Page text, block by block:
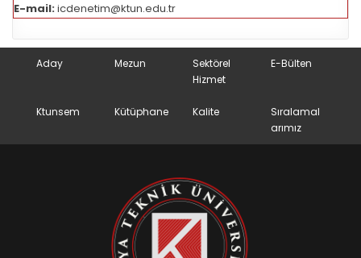
E-mail:icdenetim@ktun.edu.tr
Aday Mezun
Sektörel
Hizmet
E-Bülten
Ktunsem Kütüphane Kalite
Sıralamal
arımız